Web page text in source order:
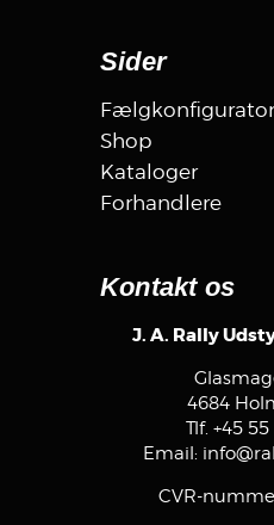
Sider
Fælgkonfigurator
Shop
Kataloger
Forhandlere
Kontakt os
J. A. Rally
4684
Tlf. +45
Email:
CVR-